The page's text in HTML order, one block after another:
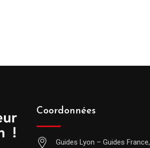
Coordonnées
Guides Lyon – Guides France,